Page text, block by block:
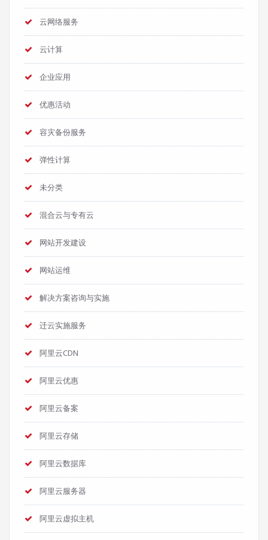
云网络服务
云计算
企业应用
优惠活动
容灾备份服务
弹性计算
未分类
混合云与专有云
网站开发建设
网站运维
解决方案咨询与实施
迁云实施服务
阿里云CDN
阿里云优惠
阿里云备案
阿里云存储
阿里云数据库
阿里云服务器
阿里云虚拟主机